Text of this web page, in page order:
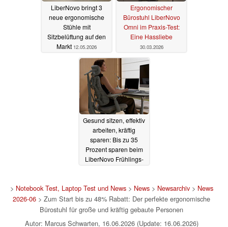
LiberNovo bringt 3
neue ergonomische
Stühle mit
Sitzbelüftung auf den
Markt 12.05.2026
Ergonomischer
Bürostuhl LiberNovo
Omni im Praxis-Test:
Eine Hassliebe
30.03.2026
Gesund sitzen, effektiv
arbeiten, kräftig
sparen: Bis zu 35
Prozent sparen beim
LiberNovo Frühlings-
> Notebook Test, Laptop Test und News> News> Newsarchiv> News
2026-06 > Zum Start bis zu 48% Rabatt: Der perfekte ergonomische
Bürostuhl für große und kräftig gebaute Personen
Autor: Marcus Schwarten, 16.06.2026 (Update: 16.06.2026)